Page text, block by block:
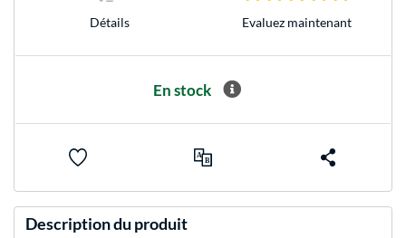
Détails Evaluez maintenant
En stock
Description du produit